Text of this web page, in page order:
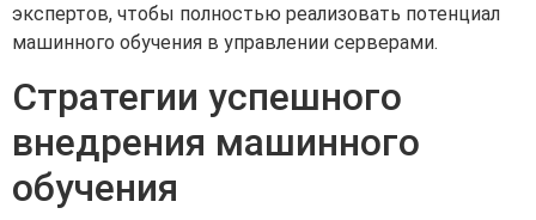
экспертов, чтобы полностью реализовать потенциал
машинного обучения в управлении серверами.
Стратегии успешного
внедрения машинного
обучения